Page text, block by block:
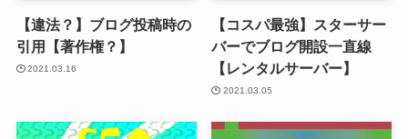
【違法？】ブログ投稿時の
引用【著作権？】
2021.03.16
【コスパ最強】スターサー
バーでブログ開設一直線
【レンタルサーバー】
2021.03.05